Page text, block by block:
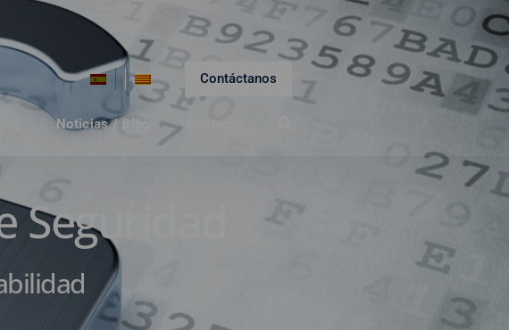
Contáctanos
Noticias / Blog